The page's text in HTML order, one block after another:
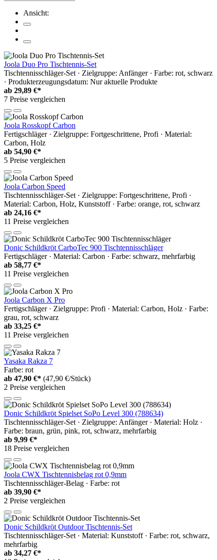
Ansicht:
Joola Duo Pro Tischtennis-Set
Tischtennisschläger-Set · Zielgruppe: Anfänger · Farbe: rot, schwarz
· Produkterzeugungsdatum: Nur aktuelle Produkte
ab 29,89 €*
7 Preise vergleichen
Joola Rosskopf Carbon
Fertigschläger · Zielgruppe: Fortgeschrittene, Profi · Material:
Carbon, Holz
ab 54,90 €*
5 Preise vergleichen
Joola Carbon Speed
Tischtennisschläger-Set · Zielgruppe: Fortgeschrittene, Profi ·
Material: Carbon, Holz, Kunststoff · Farbe: orange, rot, schwarz
ab 24,16 €*
11 Preise vergleichen
Donic Schildkröt CarboTec 900 Tischtennisschläger
Fertigschläger · Material: Carbon · Farbe: schwarz, mehrfarbig
ab 58,77 €*
11 Preise vergleichen
Joola Carbon X Pro
Fertigschläger · Zielgruppe: Profi · Material: Carbon, Holz · Farbe:
grau, rot, schwarz
ab 33,25 €*
11 Preise vergleichen
Yasaka Rakza 7
Farbe: rot
ab 47,90 €* (47,90 €/Stück)
2 Preise vergleichen
Donic Schildkröt Spielset SoPo Level 300 (788634)
Tischtennisschläger-Set · Zielgruppe: Anfänger · Material: Holz ·
Farbe: braun, grün, pink, rot, schwarz, mehrfarbig
ab 9,99 €*
18 Preise vergleichen
Joola CWX Tischtennisbelag rot 0,9mm
Tischtennisschläger-Belag · Farbe: rot
ab 39,90 €*
2 Preise vergleichen
Donic Schildkröt Outdoor Tischtennis-Set
Tischtennisschläger-Set · Material: Kunststoff · Farbe: rot, schwarz,
mehrfarbig
ab 34,27 €*